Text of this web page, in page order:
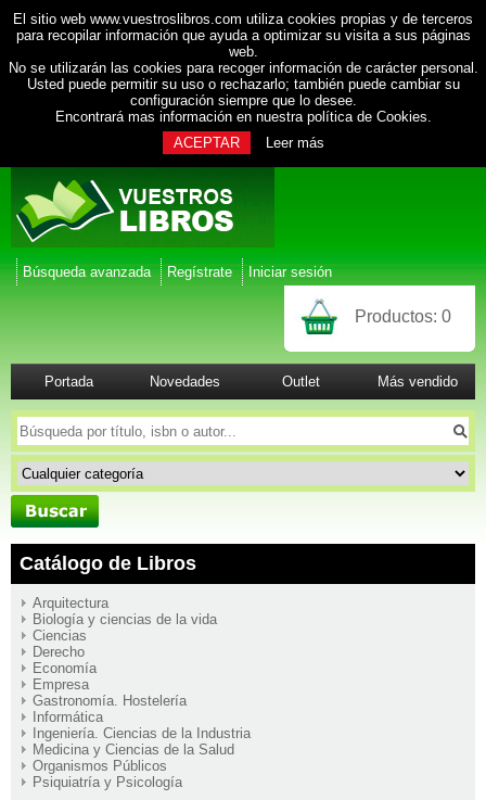
El sitio web www.vuestroslibros.com utiliza cookies propias y de terceros
para recopilar información que ayuda a optimizar su visita a sus páginas
web.
No se utilizarán las cookies para recoger información de carácter personal.
Usted puede permitir su uso o rechazarlo; también puede cambiar su
configuración siempre que lo desee.
Encontrará mas información en nuestra política de Cookies.
ACEPTAR
Leer más
Búsqueda avanzada Regístrate Iniciar sesión
Productos: 0
Portada Novedades Outlet Más vendido
Catálogo de Libros
Arquitectura
Biología y ciencias de la vida
Ciencias
Derecho
Economía
Empresa
Gastronomía. Hostelería
Informática
Ingeniería. Ciencias de la Industria
Medicina y Ciencias de la Salud
Organismos Públicos
Psiquiatría y Psicología